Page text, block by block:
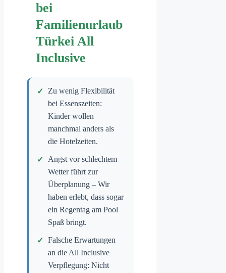
bei
Familienurlaub
Türkei All
Inclusive
Zu wenig Flexibilität
bei Essenszeiten:
Kinder wollen
manchmal anders als
die Hotelzeiten.
Angst vor schlechtem
Wetter führt zur
Überplanung – Wir
haben erlebt, dass sogar
ein Regentag am Pool
Spaß bringt.
Falsche Erwartungen
an die All Inclusive
Verpflegung: Nicht